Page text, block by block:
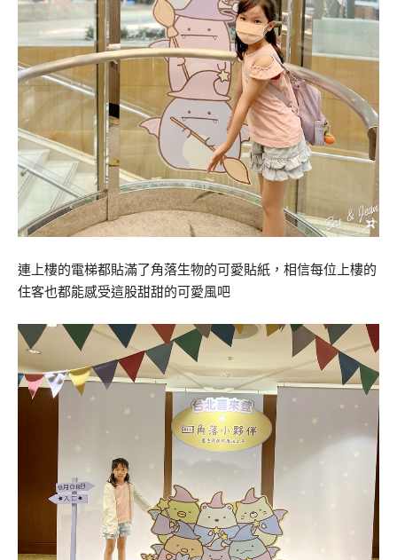
連上樓的電梯都貼滿了角落生物的可愛貼紙，相信每位上樓的
住客也都能感受這股甜甜的可愛風吧